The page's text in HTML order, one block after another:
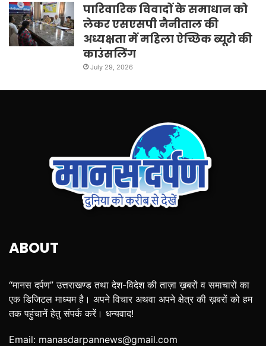
पारिवारिक विवादों के समाधान को
लेकर एसएसपी नैनीताल की
अध्यक्षता में महिला ऐच्छिक ब्यूरो की
काउंसलिंग
July 29, 2026
ABOUT
“मानस दर्पण” उत्तराखण्ड तथा देश-विदेश की ताज़ा ख़बरों व समाचारों का
एक डिजिटल माध्यम है। अपने विचार अथवा अपने क्षेत्र की ख़बरों को हम
तक पहुंचानें हेतु संपर्क करें। धन्यवाद!
Email: manasdarpannews@gmail.com